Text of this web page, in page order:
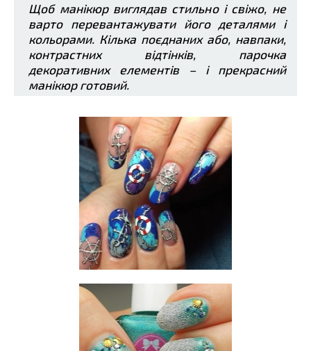
Щоб манікюр виглядав стильно і свіжо, не
варто перевантажувати його деталями і
кольорами. Кілька поєднаних або, навпаки,
контрастних відтінків, парочка
декоративних елементів – і прекрасний
манікюр готовий.